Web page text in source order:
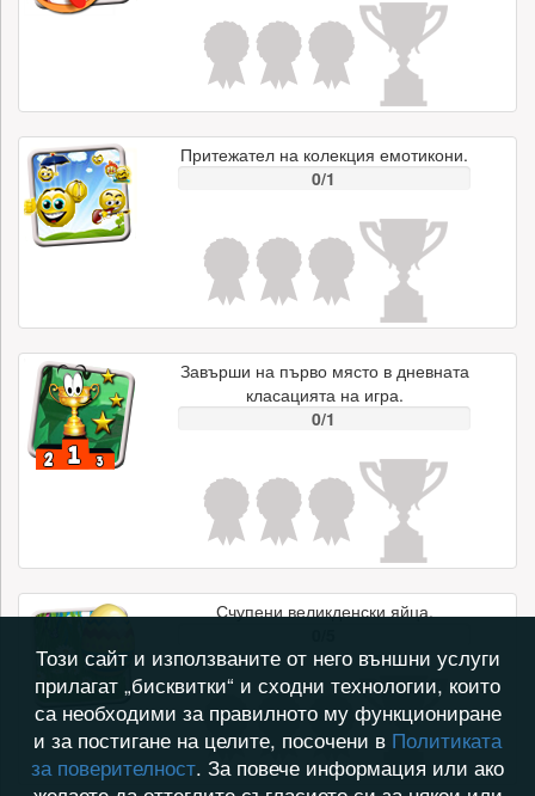
Притежател на колекция емотикони.
0/1
Завърши на първо място в дневната
класацията на игра.
0/1
Счупени великденски яйца.
Този сайт и използваните от него външни услуги
прилагат „бисквитки“ и сходни технологии, които
са необходими за правилното му функциониране
и за постигане на целите, посочени в Политиката
за поверителност. За повече информация или ако